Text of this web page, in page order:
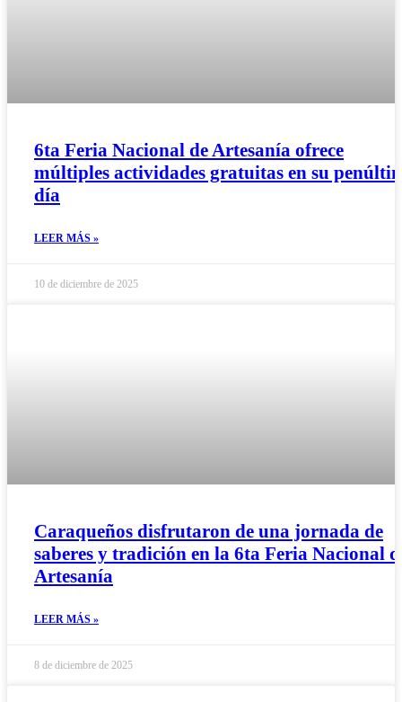
6ta Feria Nacional de Artesanía ofrece
múltiples actividades gratuitas en su
día
LEER MÁS »
10 de diciembre de 2025
Caraqueños disfrutaron de una jornada de
saberes y tradición en la 6ta Feria Nacional
Artesanía
LEER MÁS »
8 de diciembre de 2025